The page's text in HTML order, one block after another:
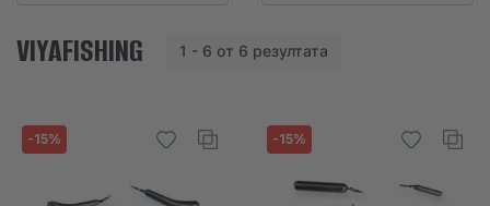
КУКИ
VIYAFISHING 1 - 6 от 6 резултата
-15% -15%